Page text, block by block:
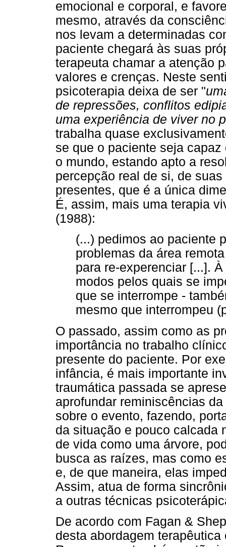
emocional e corporal, e
mesmo, através da
nos levam a determinadas
paciente chegará às suas
terapeuta chamar a atenção
valores e crenças. Neste
psicoterapia deixa de ser "
de repressões, conflitos
uma experiência de viver no
trabalha quase
se que o paciente seja
o mundo, estando apto a
percepção real de si, de
presentes, que é a única
É, assim, mais uma terapia
(1988):
(...) pedimos ao paciente
problemas da área
para re-experenciar [...].
modos pelos quais se
que se interrompe -
mesmo que interrompeu
O passado, assim como as
importância no trabalho
presente do paciente. Por
infância, é mais importante
traumática passada se
aprofundar reminiscências
sobre o evento, fazendo,
da situação e pouco calcada
de vida como uma árvore,
busca as raízes, mas como
e, de que maneira, elas
Assim, atua de forma
a outras técnicas
De acordo com Fagan &
desta abordagem